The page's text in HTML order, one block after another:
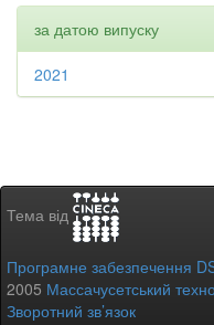
за датою випуску
2021
Тема від
Програмне забезпечення
2005 Массачусетський
Зворотний зв’язок